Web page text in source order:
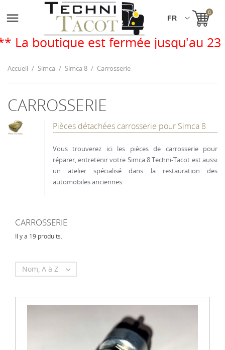
 0
est fermée jusqu'au 23 août.
Accueil Simca Simca 8 Carrosserie
CARROSSERIE
Pièces détachées carrosserie pour Simca 8
Vous trouverez ici les pièces de carrosserie pour
réparer, entretenir votre Simca 8 Techni-Tacot est aussi
un atelier spécialisé dans la restauration des
automobiles anciennes.
CARROSSERIE
Il y a 19 produits.
Nom, A à Z 